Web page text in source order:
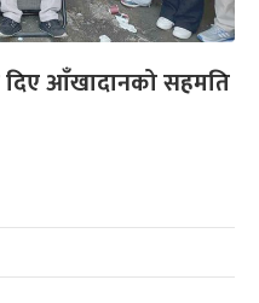
आँखादानको सहमति